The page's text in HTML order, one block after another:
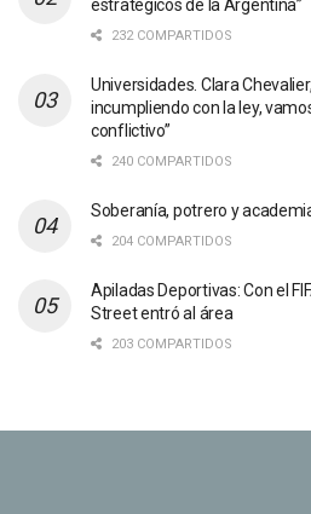
estratégicos de la Argentina”
232 COMPARTIDOS
Universidades. Clara
incumpliendo con la ley,
conflictivo”
240 COMPARTIDOS
Soberanía, potrero y
204 COMPARTIDOS
Apiladas Deportivas: Con el
Street entró al área
203 COMPARTIDOS